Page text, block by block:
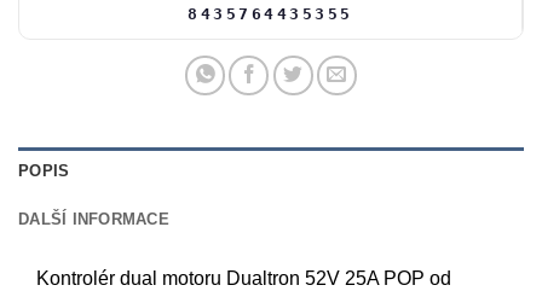
8435764435355
POPIS
DALŠÍ INFORMACE
Kontrolér dual motoru Dualtron 52V 25A POP od